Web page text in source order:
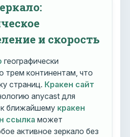
и скорость
географически
трем континентам, что
страниц. Кракен сайт
anycast для
ближайшему кракен
ссылка может
активное зеркало без